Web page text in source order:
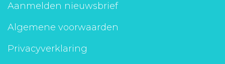
Aanmelden nieuwsbrief
Algemene voorwaarden
Privacyverklaring